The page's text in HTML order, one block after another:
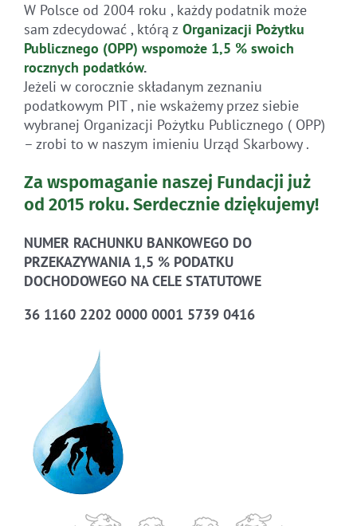
W Polsce od 2004 roku , każdy podatnik może
sam zdecydować , którą zOrganizacji Pożytku
Publicznego (OPP) wspomoże 1,5 % swoich
rocznych podatków.
Jeżeli w corocznie składanym zeznaniu
podatkowym PIT , nie wskażemy przez siebie
wybranej Organizacji Pożytku Publicznego ( OPP)
– zrobi to w naszym imieniu Urząd Skarbowy .
Za wspomaganie naszej Fundacji już
od 2015 roku.Serdecznie dziękujemy!
NUMER RACHUNKU BANKOWEGO DO
PRZEKAZYWANIA 1,5 % PODATKU
DOCHODOWEGO NA CELE STATUTOWE
36 1160 2202 0000 0001 5739 0416